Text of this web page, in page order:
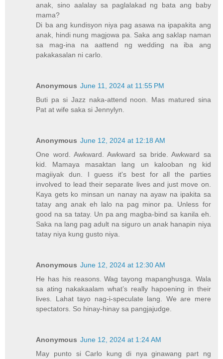
anak, sino aalalay sa paglalakad ng bata ang baby
mama?
Di ba ang kundisyon niya pag asawa na ipapakita ang
anak, hindi nung magjowa pa. Saka ang saklap naman
sa mag-ina na aattend ng wedding na iba ang
pakakasalan ni carlo.
Anonymous June 11, 2024 at 11:55 PM
Buti pa si Jazz naka-attend noon. Mas matured sina
Pat at wife saka si Jennylyn.
Anonymous June 12, 2024 at 12:18 AM
One word. Awkward. Awkward sa bride. Awkward sa
kid. Mamaya masaktan lang un kalooban ng kid
magiiyak dun. I guess it's best for all the parties
involved to lead their separate lives and just move on.
Kaya gets ko minsan un nanay na ayaw na ipakita sa
tatay ang anak eh lalo na pag minor pa. Unless for
good na sa tatay. Un pa ang magba-bind sa kanila eh.
Saka na lang pag adult na siguro un anak hanapin niya
tatay niya kung gusto niya.
Anonymous June 12, 2024 at 12:30 AM
He has his reasons. Wag tayong mapanghusga. Wala
sa ating nakakaalam what’s really hapoening in their
lives. Lahat tayo nag-i-speculate lang. We are mere
spectators. So hinay-hinay sa pangjajudge.
Anonymous June 12, 2024 at 1:24 AM
May punto si Carlo kung di nya ginawang part ng